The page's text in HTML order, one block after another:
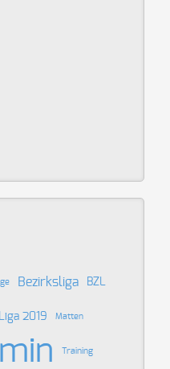
Bezirksliga BZL
Liga 2019 Matten
Training